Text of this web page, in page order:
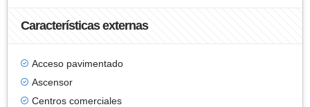
Características externas
Acceso pavimentado
Ascensor
Centros comerciales